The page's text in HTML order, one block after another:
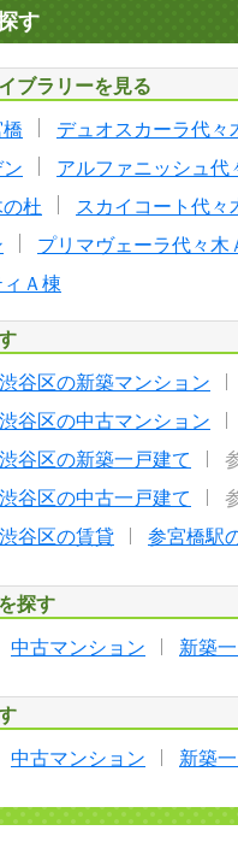
す
ブラリーを見る
デュオスカーラ代々
アルファニッシュ代
杜
スカイコート代々
プリマヴェーラ代々木
Ａ棟
渋谷区の新築マンション
渋谷区の中古マンション
渋谷区の新築一戸建て
渋谷区の中古一戸建て
渋谷区の賃貸 参宮橋駅
探す
中古マンション 新築
中古マンション 新築